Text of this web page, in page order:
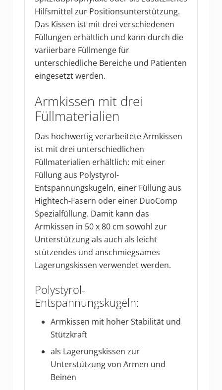
Hilfsmittel zur Positionsunterstützung.
Das Kissen ist mit drei verschiedenen
Füllungen erhältlich und kann durch die
variierbare Füllmenge für
unterschiedliche Bereiche und Patienten
eingesetzt werden.
Armkissen mit drei
Füllmaterialien
Das hochwertig verarbeitete Armkissen
ist mit drei unterschiedlichen
Füllmaterialien erhältlich: mit einer
Füllung aus Polystyrol-
Entspannungskugeln, einer Füllung aus
Hightech-Fasern oder einer DuoComp
Spezialfüllung. Damit kann das
Armkissen in 50 x 80 cm sowohl zur
Unterstützung als auch als leicht
stützendes und anschmiegsames
Lagerungskissen verwendet werden.
Polystyrol-
Entspannungskugeln:
Armkissen mit hoher Stabilität und
Stützkraft
als Lagerungskissen zur
Unterstützung von Armen und
Beinen